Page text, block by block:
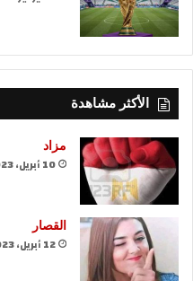
الأكثر مشاهدة
مزاد
10 أبريل، 2023
القصار
12 أبريل، 2023